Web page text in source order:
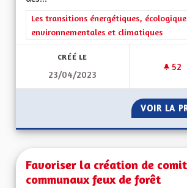
Filtrer les résultats de la catégorie :
Les transitions énergétiques,
environnementales et climatiques
CRÉÉ LE
23/04/2023
52
VOIR LA
Favoriser la création de
communaux feux de forêt